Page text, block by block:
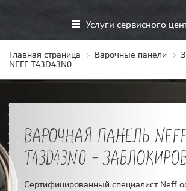
Услуги сервисного
Главная страница Варочные панели
NEFF T43D43N0
ВАРОЧНАЯ ПАНЕЛЬ
T43D43N0 -
Сертифицированный специалист Neff